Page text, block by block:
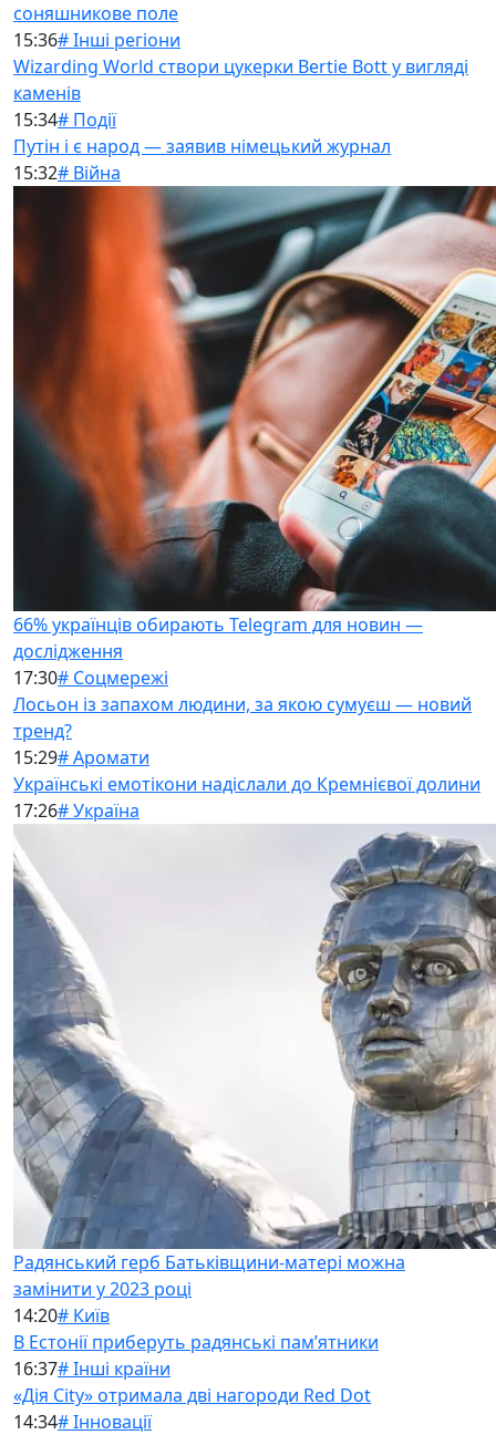
соняшникове поле
15:36# Інші регіони
Wizarding World створи цукерки Bertie Bott у вигляді
каменів
15:34# Події
Путін і є народ — заявив німецький журнал
15:32# Війна
66% українців обирають Telegram для новин —
дослідження
17:30# Соцмережі
Лосьон із запахом людини, за якою сумуєш — новий
тренд?
15:29# Аромати
Українські емотікони надіслали до Кремнієвої долини
17:26# Україна
Радянський герб Батьківщини-матері можна
замінити у 2023 році
14:20# Київ
В Естонії приберуть радянські памʼятники
16:37# Інші країни
«Дія City» отримала дві нагороди Red Dot
14:34# Інновації